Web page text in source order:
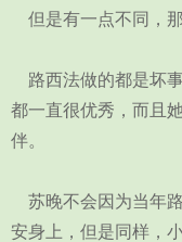
但是有一点不同，
路西法做的都是坏
都一直很优秀，而且
伴。
苏晚不会因为当年
安身上，但是同样，